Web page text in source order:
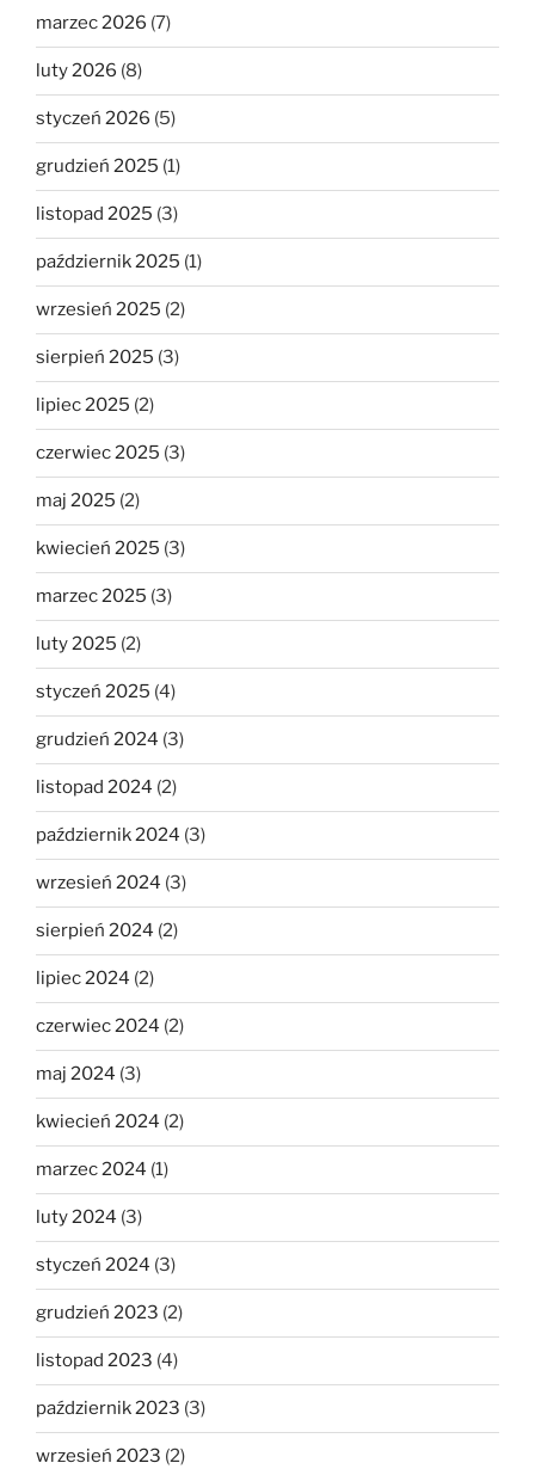
marzec 2026 (7)
luty 2026 (8)
styczeń 2026 (5)
grudzień 2025 (1)
listopad 2025 (3)
październik 2025 (1)
wrzesień 2025 (2)
sierpień 2025 (3)
lipiec 2025 (2)
czerwiec 2025 (3)
maj 2025 (2)
kwiecień 2025 (3)
marzec 2025 (3)
luty 2025 (2)
styczeń 2025 (4)
grudzień 2024 (3)
listopad 2024 (2)
październik 2024 (3)
wrzesień 2024 (3)
sierpień 2024 (2)
lipiec 2024 (2)
czerwiec 2024 (2)
maj 2024 (3)
kwiecień 2024 (2)
marzec 2024 (1)
luty 2024 (3)
styczeń 2024 (3)
grudzień 2023 (2)
listopad 2023 (4)
październik 2023 (3)
wrzesień 2023 (2)